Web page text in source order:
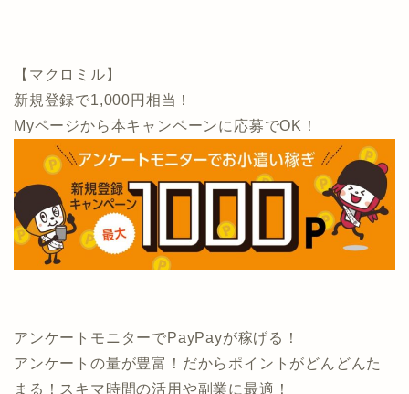
【マクロミル】
新規登録で1,000円相当！
Myページから本キャンペーンに応募でOK！
アンケートモニターでPayPayが稼げる！
アンケートの量が豊富！だからポイントがどんどんた
まる！スキマ時間の活用や副業に最適！